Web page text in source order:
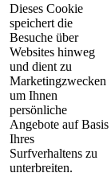
Dieses Cookie
speichert die
Besuche über
Websites hinweg
und dient zu
Marketingzwecken
um Ihnen
persönliche
Angebote auf Basis
Ihres
Surfverhaltens zu
unterbreiten.